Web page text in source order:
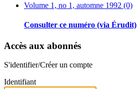
Volume 1, no 1, automne 1992 (0)
Consulter ce numéro (via Érudit)
Accès aux abonnés
S'identifier/Créer un compte
Identifiant